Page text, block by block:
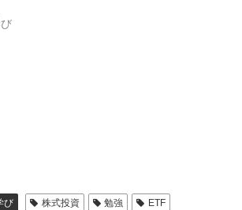
び 株式投資 勉強 ETF